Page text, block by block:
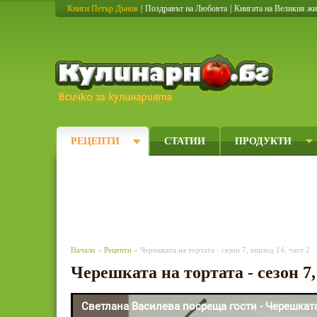
Книги Петър Дънов Поздравът на Любовта Книгата на Великия
РЕЦЕПТИ СТАТИИ ПРОДУКТИ
Начало » Рецепти » Черешката на тортата - сезон 7, епизод 14, част 2
Черешката на тортата - сезон